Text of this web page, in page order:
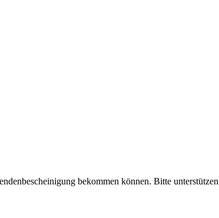
bekommen können. Bitte